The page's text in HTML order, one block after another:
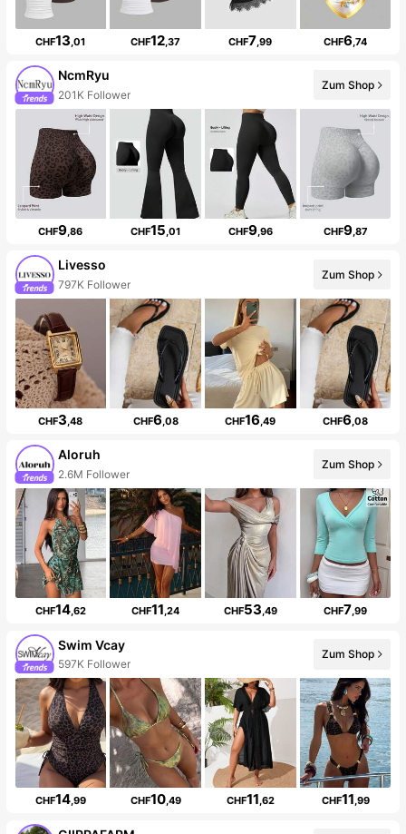
CHF13,01 CHF12,37 CHF7,99 CHF6,74
NcmRyu
201K Follower
Zum Shop
CHF9,86 CHF15,01 CHF9,96 CHF9,87
Livesso
797K Follower
Zum Shop
CHF3,48 CHF6,08 CHF16,49 CHF6,08
Aloruh
2.6M Follower
Zum Shop
CHF14,62 CHF11,24 CHF53,49 CHF7,99
Swim Vcay
597K Follower
Zum Shop
CHF14,99 CHF10,49 CHF11,62 CHF11,99